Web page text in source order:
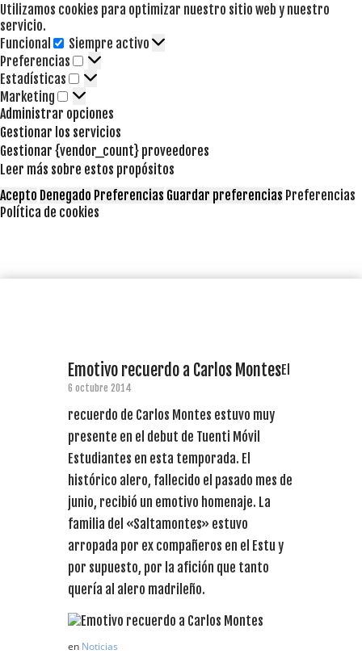
Utilizamos cookies para optimizar nuestro sitio web y nuestro
servicio.
Funcional
Funcional
Siempre activo
Preferencias
Preferencias
Estadísticas Estadísticas
Marketing Marketing
Administrar opciones
Gestionar los servicios
Gestionar {vendor_count} proveedores
Leer más sobre estos propósitos
Acepto Denegado Preferencias Guardar preferencias Preferencias
Política de cookies
Emotivo recuerdo a Carlos Montes
6 octubre 2014
El
recuerdo de Carlos Montes estuvo muy
presente en el debut de Tuenti Móvil
Estudiantes en esta temporada. El
histórico alero, fallecido el pasado mes de
junio, recibió un emotivo homenaje. La
familia del «Saltamontes» estuvo
arropada por ex compañeros en el Estu y
por supuesto, por la afición que tanto
quería al alero madrileño.
en Noticias